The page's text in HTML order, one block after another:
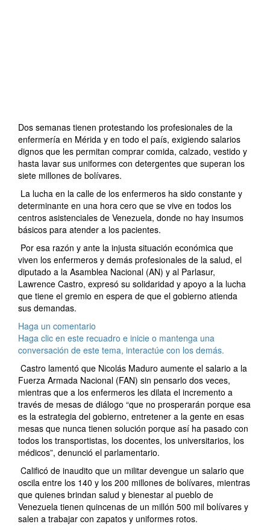
Dos semanas tienen protestando los profesionales de la
enfermería en Mérida y en todo el país, exigiendo salarios
dignos que les permitan comprar comida, calzado, vestido y
hasta lavar sus uniformes con detergentes que superan los
siete millones de bolívares.
La lucha en la calle de los enfermeros ha sido constante y
determinante en una hora cero que se vive en todos los
centros asistenciales de Venezuela, donde no hay insumos
básicos para atender a los pacientes.
Por esa razón y ante la injusta situación económica que
viven los enfermeros y demás profesionales de la salud, el
diputado a la Asamblea Nacional (AN) y al Parlasur,
Lawrence Castro, expresó su solidaridad y apoyo a la lucha
que tiene el gremio en espera de que el gobierno atienda
sus demandas.
Haga un comentario
Haga clic en este recuadro e inicie o mantenga una
conversación de este tema, interactúe con los demás.
Castro lamentó que Nicolás Maduro aumente el salario a la
Fuerza Armada Nacional (FAN) sin pensarlo dos veces,
mientras que a los enfermeros les dilata el incremento a
través de mesas de diálogo “que no prosperarán porque esa
es la estrategia del gobierno, entretener a la gente en esas
mesas que nunca tienen solución porque así ha pasado con
todos los transportistas, los docentes, los universitarios, los
médicos”, denunció el parlamentario.
Calificó de inaudito que un militar devengue un salario que
oscila entre los 140 y los 200 millones de bolívares, mientras
que quienes brindan salud y bienestar al pueblo de
Venezuela tienen quincenas de un millón 500 mil bolívares y
salen a trabajar con zapatos y uniformes rotos.